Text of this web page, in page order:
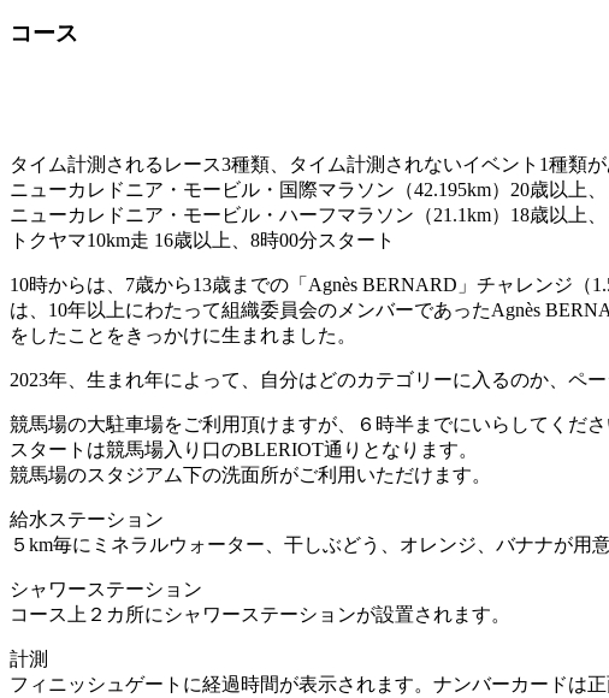
コース
タイム計測されるレース3種類、タイム計測されないイベント1種類
ニューカレドニア・モービル・国際マラソン（42.195km）20歳以上
ニューカレドニア・モービル・ハーフマラソン（21.1km）18歳以上
トクヤマ10km走 16歳以上、8時00分スタート
10時からは、7歳から13歳までの「Agnès BERNARD」チャレンジ
は、10年以上にわたって組織委員会のメンバーであったAgnès
をしたことをきっかけに生まれました。
2023年、生まれ年によって、自分はどのカテゴリーに入るのか、ペ
競馬場の大駐車場をご利用頂けますが、６時半までにいらしてくだ
スタートは競馬場入り口のBLERIOT通りとなります。
競馬場のスタジアム下の洗面所がご利用いただけます。
給水ステーション
５km毎にミネラルウォーター、干しぶどう、オレンジ、バナナが用
シャワーステーション
コース上２カ所にシャワーステーションが設置されます。
計測
フィニッシュゲートに経過時間が表示されます。ナンバーカードは